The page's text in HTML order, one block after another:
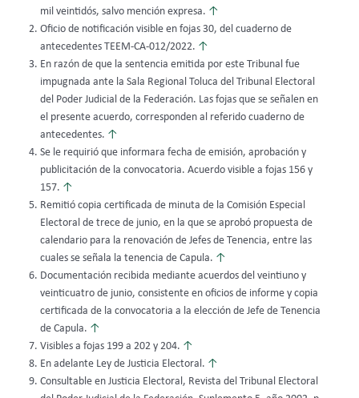
mil veintidós, salvo mención expresa. ↑
Oficio de notificación visible en fojas 30, del cuaderno de
antecedentes TEEM-CA-012/2022. ↑
En razón de que la sentencia emitida por este Tribunal fue
impugnada ante la Sala Regional Toluca del Tribunal Electoral
del Poder Judicial de la Federación. Las fojas que se señalen en
el presente acuerdo, corresponden al referido cuaderno de
antecedentes. ↑
Se le requirió que informara fecha de emisión, aprobación y
publicitación de la convocatoria. Acuerdo visible a fojas 156 y
157. ↑
Remitió copia certificada de minuta de la Comisión Especial
Electoral de trece de junio, en la que se aprobó propuesta de
calendario para la renovación de Jefes de Tenencia, entre las
cuales se señala la tenencia de Capula. ↑
Documentación recibida mediante acuerdos del veintiuno y
veinticuatro de junio, consistente en oficios de informe y copia
certificada de la convocatoria a la elección de Jefe de Tenencia
de Capula. ↑
Visibles a fojas 199 a 202 y 204. ↑
En adelante Ley de Justicia Electoral. ↑
Consultable en Justicia Electoral, Revista del Tribunal Electoral